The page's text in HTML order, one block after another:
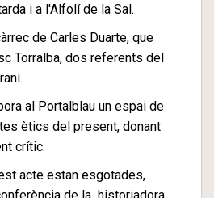
i a l'Alfolí de la Sal.
de Carles Duarte, que
Torralba, dos referents del
al Portalblau un espai de
ètics del present, donant
crític.
acte estan esgotades,